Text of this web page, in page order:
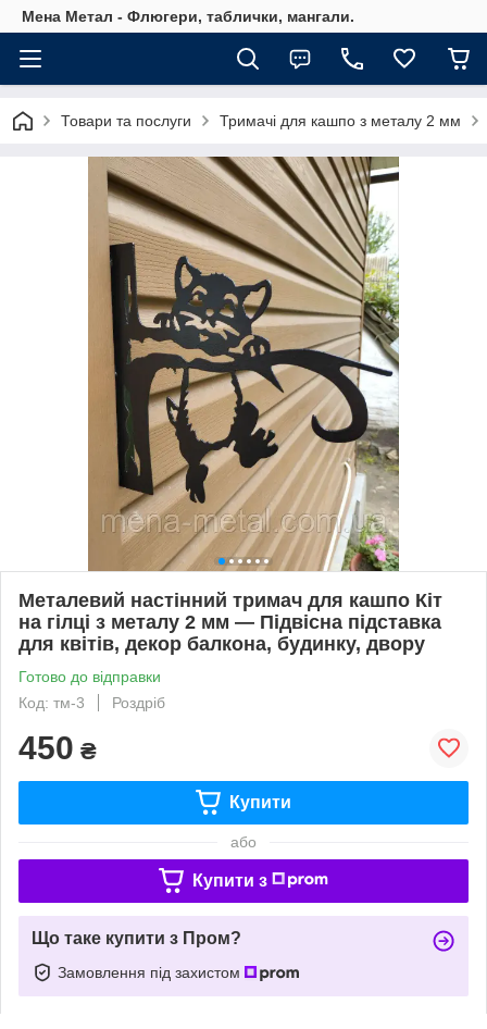
Мена Метал - Флюгери, таблички, мангали.
Товари та послуги Тримачі для кашпо з металу 2 мм
Металевий настінний тримач для кашпо Кіт
на гілці з металу 2 мм — Підвісна підставка
для квітів, декор балкона, будинку, двору
Готово до відправки
Код: тм-3
Роздріб
450 ₴
Купити
або
Купити з
Що таке купити з Пром?
Замовлення під захистом